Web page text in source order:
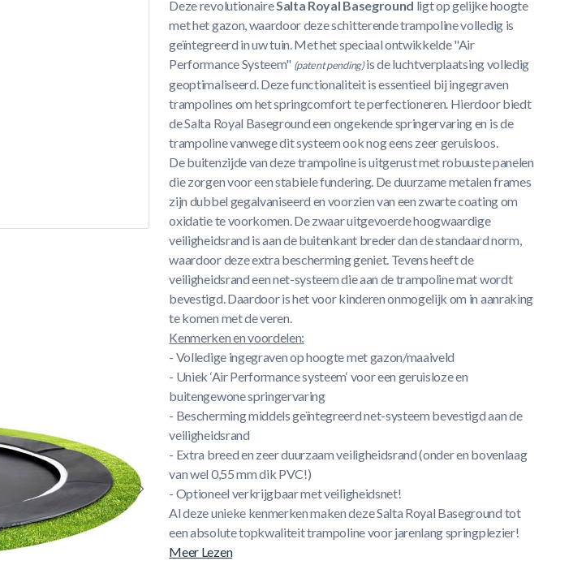
Deze revolutionaireSalta Royal Baseground ligt op gelijke hoogte
met het gazon, waardoor deze schitterende trampoline volledig is
geïntegreerd in uw tuin. Met het speciaal ontwikkelde "Air
Performance Systeem" (patent pending)is de luchtverplaatsing volledig
geoptimaliseerd. Deze functionaliteit is essentieel bij ingegraven
trampolines om het springcomfort te perfectioneren. Hierdoor biedt
de Salta Royal Baseground een ongekende springervaring en is de
trampoline vanwege dit systeem ook nog eens zeer geruisloos.
De buitenzijde van deze trampoline is uitgerust met robuuste panelen
die zorgen voor een stabiele fundering. De duurzame metalen frames
zijn dubbel gegalvaniseerd en voorzien van een zwarte coating om
oxidatie te voorkomen. De zwaar uitgevoerde hoogwaardige
veiligheidsrand is aan de buitenkant breder dan de standaard norm,
waardoor deze extra bescherming geniet. Tevens heeft de
veiligheidsrand een net-systeem die aan de trampoline mat wordt
bevestigd. Daardoor is het voor kinderen onmogelijk om in aanraking
te komen met de veren.
Kenmerken en voordelen:
- Volledige ingegraven op hoogte met gazon/maaiveld
- Uniek ‘Air Performance systeem‘ voor een geruisloze en
buitengewone springervaring
- Bescherming middels geïntegreerd net-systeem bevestigd aan de
veiligheidsrand
- Extra breed en zeer duurzaam veiligheidsrand (onder en bovenlaag
van wel 0,55 mm dik PVC!)
- Optioneel verkrijgbaar met veiligheidsnet!
Al deze unieke kenmerken maken deze Salta Royal Baseground tot
een absolute topkwaliteit trampoline voor jarenlang springplezier!
Meer Lezen